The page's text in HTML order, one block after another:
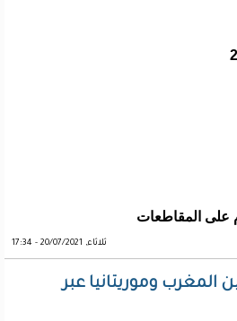
على المقاطعات
ثلاثاء, 20/07/2021 - 17:34
المغرب وموريتانيا عبر